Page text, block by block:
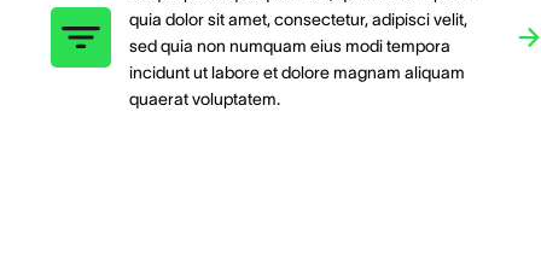
quia dolor sit amet, consectetur, adipisci velit,
sed quia non numquam eius modi tempora
incidunt ut labore et dolore magnam aliquam
quaerat voluptatem.